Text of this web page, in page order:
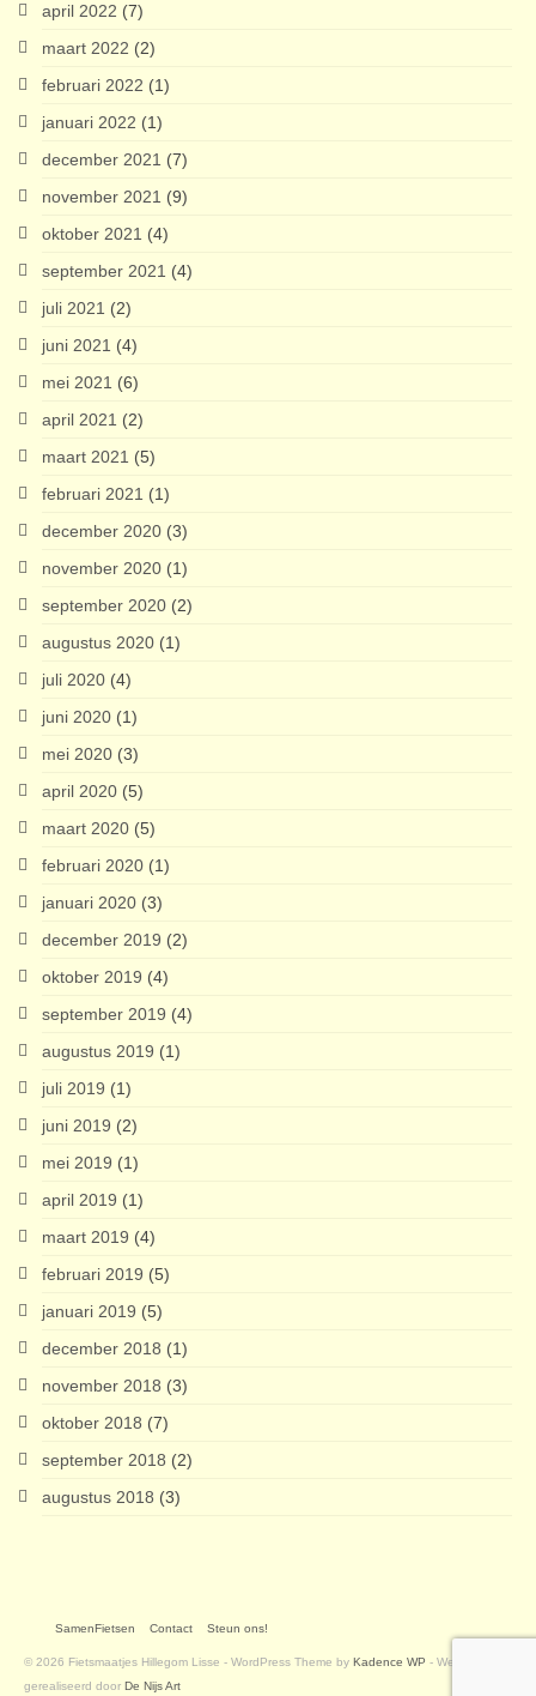
april 2022 (7)
maart 2022 (2)
februari 2022 (1)
januari 2022 (1)
december 2021 (7)
november 2021 (9)
oktober 2021 (4)
september 2021 (4)
juli 2021 (2)
juni 2021 (4)
mei 2021 (6)
april 2021 (2)
maart 2021 (5)
februari 2021 (1)
december 2020 (3)
november 2020 (1)
september 2020 (2)
augustus 2020 (1)
juli 2020 (4)
juni 2020 (1)
mei 2020 (3)
april 2020 (5)
maart 2020 (5)
februari 2020 (1)
januari 2020 (3)
december 2019 (2)
oktober 2019 (4)
september 2019 (4)
augustus 2019 (1)
juli 2019 (1)
juni 2019 (2)
mei 2019 (1)
april 2019 (1)
maart 2019 (4)
februari 2019 (5)
januari 2019 (5)
december 2018 (1)
november 2018 (3)
oktober 2018 (7)
september 2018 (2)
augustus 2018 (3)
SamenFietsen Contact Steun ons!
© 2026 Fietsmaatjes Hillegom Lisse - WordPress Theme by Kadence WP - Website
gerealiseerd door De Nijs Art